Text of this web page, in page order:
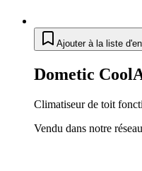
Ajouter à la liste
Dometic
Climatiseur de toit
Vendu dans notre